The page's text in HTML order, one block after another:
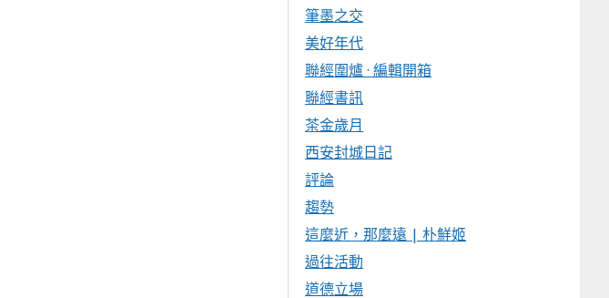
筆墨之交
美好年代
聯經圍爐 · 編輯開箱
聯經書訊
茶金歲月
西安封城日記
評論
趨勢
這麼近，那麼遠 | 朴鮮姬
過往活動
道德立場